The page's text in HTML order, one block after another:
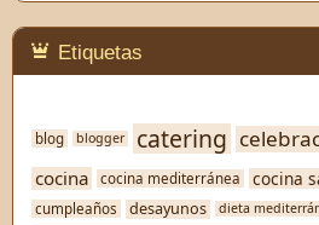
Etiquetas
blog blogger catering
cocina cocina mediterránea cocina
cumpleaños desayunos dieta